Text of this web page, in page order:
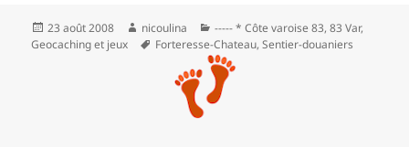
Publié
le
23 août 2008 Auteur
nicoulina Catégories
----- * Côte varoise 83,83 Var,
Geocaching et jeux
Mots-
clés
Forteresse-Chateau,Sentier-douaniers